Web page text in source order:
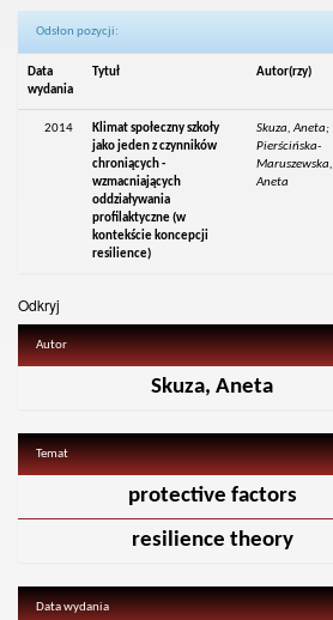
Odsłon pozycji:
Data
wydania
Tytuł Autor(rzy)
2014
Klimat społeczny szkoły
jako jeden z czynników
chroniących -
wzmacniających
oddziaływania
profilaktyczne (w
kontekście koncepcji
resilience)
Skuza, Aneta;
Pierścińska-
Maruszewska,
Aneta
Odkryj
Autor
Skuza, Aneta
Temat
protective factors
resilience theory
Data wydania